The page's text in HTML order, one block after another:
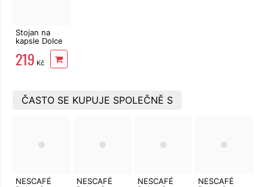
Stojan na
kapsle Dolce
Gusto LAICA
Maxxo DG 24
219 Kč
ČASTO SE KUPUJE SPOLEČNĚ S
NESCAFÉ
NESCAFÉ
NESCAFÉ
NESCAFÉ